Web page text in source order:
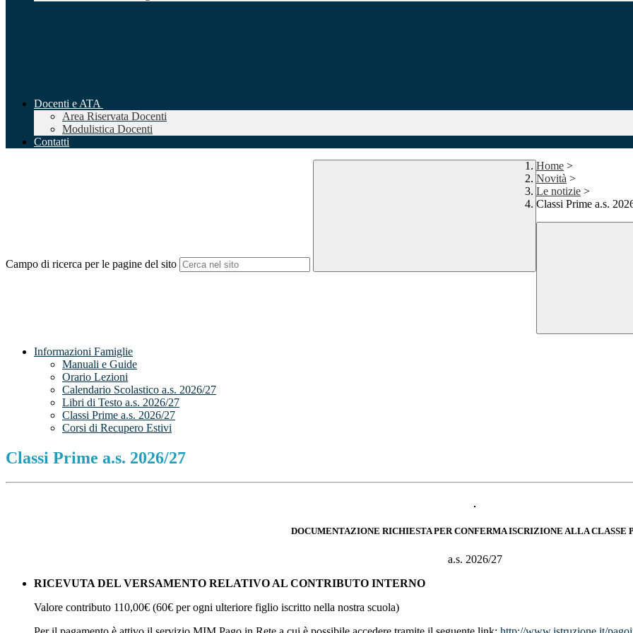
Docenti e ATA
Area Riservata Docenti
Modulistica Docenti
Contatti
Campo di ricerca per le pagine del sito
Home >
Novità >
Le notizie >
Classi Prime a.s.
Informazioni Famiglie
Manuali e Guide
Orario Lezioni
Calendario Scolastico a.s. 2026/27
Libri di Testo a.s. 2026/27
Classi Prime a.s. 2026/27
Corsi di Recupero Estivi
Classi Prime a.s. 2026/27
DOCUMENTAZIONE RICHIESTA PER CONFERMA ISCRIZIONE ALLA CLASSE
a.s. 2026/27
RICEVUTA DEL VERSAMENTO RELATIVO AL CONTRIBUTO INTERNO
Valore contributo 110,00€ (60€ per ogni ulteriore figlio iscritto nella nostra scuola)